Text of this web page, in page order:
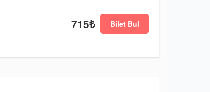
715₺ Bilet Bul